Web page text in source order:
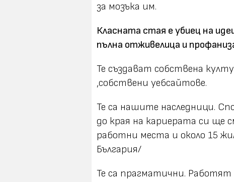
за мозъка им.
Класната стая е убиец на
пълна отживелица и
Те създават собствена
,собствени уебсайтове.
Те са нашите наследници.
до края на кариерата си ще
работни места и около 15
България/
Те са прагматични.